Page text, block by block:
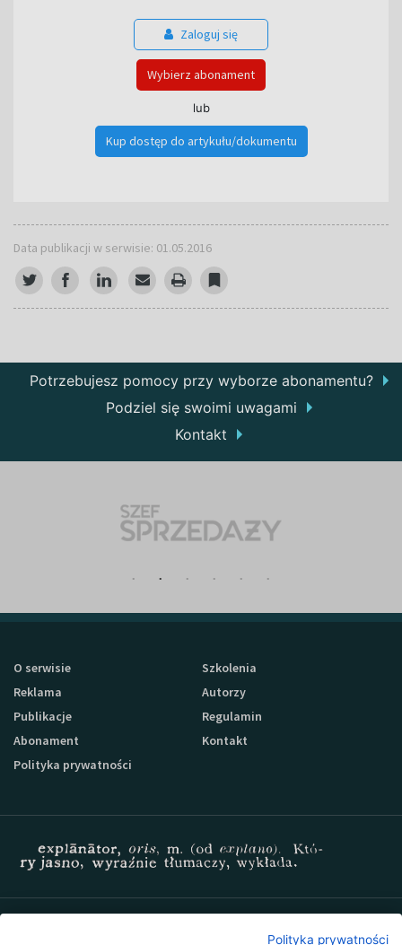
Zaloguj się
Wybierz abonament
lub
Kup dostęp do artykułu/dokumentu
Data publikacji w serwisie: 01.05.2016
Potrzebujesz pomocy przy wyborze abonamentu?
Podziel się swoimi uwagami
Kontakt
O serwisie
Szkolenia
Reklama
Autorzy
Publikacje
Regulamin
Abonament
Kontakt
Polityka prywatności
Polityka prywatności